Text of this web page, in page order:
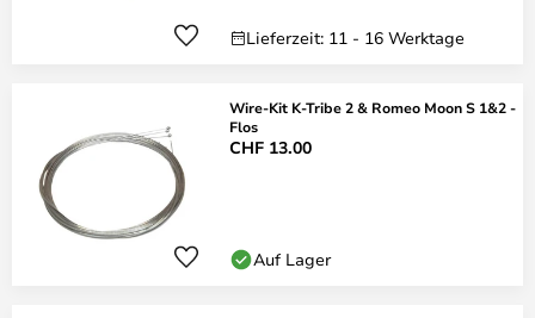
Lieferzeit: 11 - 16 Werktage
Wire-Kit K-Tribe 2 & Romeo Moon S 1&2 -
Flos
CHF 13.00
Auf Lager